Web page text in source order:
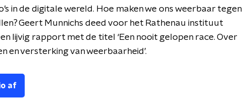
in de digitale wereld. Hoe maken we ons weerbaar tegen
Geert Munnichs deed voor het Rathenau instituut
lijvig rapport met de titel ‘Een nooit gelopen race. Over
en versterking van weerbaarheid’.
af